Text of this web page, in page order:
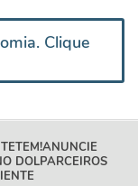
Clique
TEM!ANUNCIE
DOLPARCEIROS